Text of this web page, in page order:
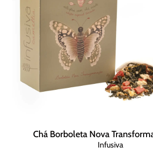
Chá Borboleta Nova
Infusiva